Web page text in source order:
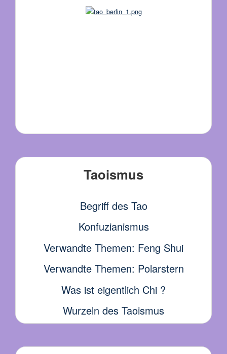
Taoismus
Begriff des Tao
Konfuzianismus
Verwandte Themen: Feng Shui
Verwandte Themen: Polarstern
Was ist eigentlich Chi ?
Wurzeln des Taoismus